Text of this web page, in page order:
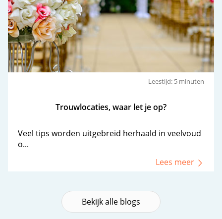
Leestijd: 5 minuten
Trouwlocaties, waar let je op?
Veel tips worden uitgebreid herhaald in veelvoud
o...
Lees meer
Bekijk alle blogs